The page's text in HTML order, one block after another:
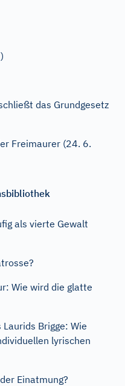
das Grundgesetz
Freimaurer (24. 6.
als vierte Gewalt
Wie wird die glatte
Brigge: Wie
lyrischen
Einatmung?